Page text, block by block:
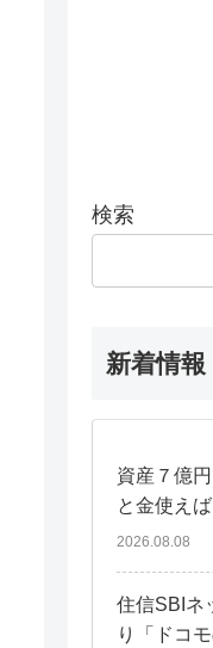
検索
新着情報
資産７億
と金使え
2026.08.08
住信SBIネ
り「ドコ